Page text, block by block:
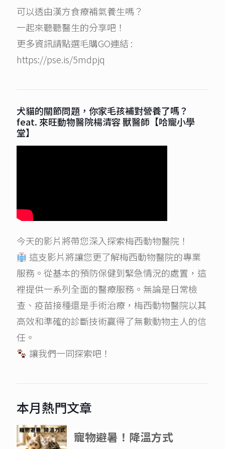
可以透由漢方食療補氣養生嗎？
一起來聽聽醫生的分享吧！
更多資訊請點選毛購GO連結 :
https://pse.is/5mdpjq
犬貓的關節問題，你家毛孩補對營養了嗎？
feat. 來旺動物醫院楊清容 獸醫師【哈寵小學
堂】
今天的影片將帶您深入探索梅西動物醫院！
這支影片將讓您更了解梅西動物醫院的專業
服務。從基本的預防保健到緊急情況的處置，這
裡提供一系列全面的醫療服務。無論是日常檢
查、疫苗接種還是手術治療，梅西動物醫院以其
高效和準確的診斷技術贏得了無數動物主人的信
任。
讓我們一同探索吧！
本月熱門文章